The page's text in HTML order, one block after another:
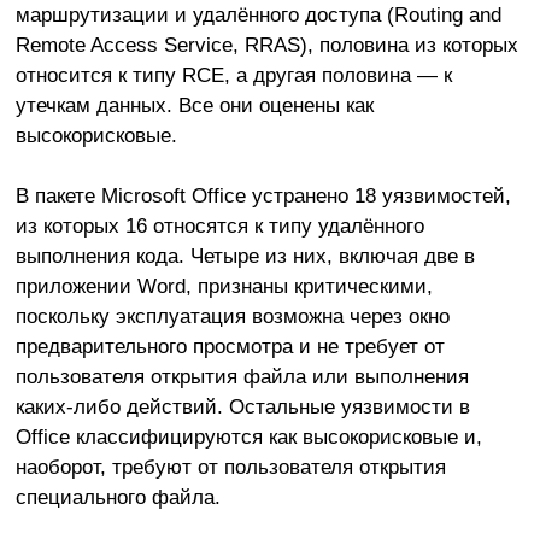
маршрутизации и удалённого доступа (Routing and
Remote Access Service, RRAS), половина из которых
относится к типу RCE, а другая половина — к
утечкам данных. Все они оценены как
высокорисковые.
В пакете Microsoft Office устранено 18 уязвимостей,
из которых 16 относятся к типу удалённого
выполнения кода. Четыре из них, включая две в
приложении Word, признаны критическими,
поскольку эксплуатация возможна через окно
предварительного просмотра и не требует от
пользователя открытия файла или выполнения
каких-либо действий. Остальные уязвимости в
Office классифицируются как высокорисковые и,
наоборот, требуют от пользователя открытия
специального файла.